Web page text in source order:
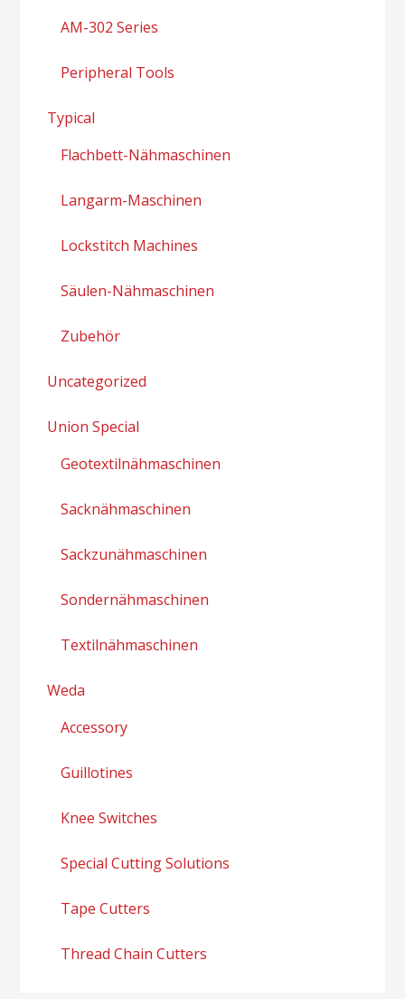
AM-302 Series
Peripheral Tools
Typical
Flachbett-Nähmaschinen
Langarm-Maschinen
Lockstitch Machines
Säulen-Nähmaschinen
Zubehör
Uncategorized
Union Special
Geotextilnähmaschinen
Sacknähmaschinen
Sackzunähmaschinen
Sondernähmaschinen
Textilnähmaschinen
Weda
Accessory
Guillotines
Knee Switches
Special Cutting Solutions
Tape Cutters
Thread Chain Cutters